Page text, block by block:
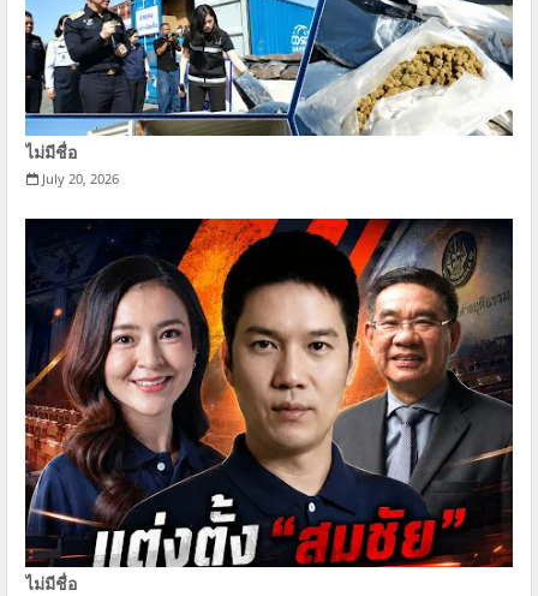
ไม่มีชื่อ
July 20, 2026
ไม่มีชื่อ